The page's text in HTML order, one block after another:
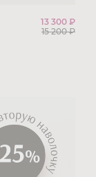
13 300 ₽
15 200₽